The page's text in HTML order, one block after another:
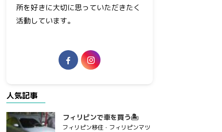
所を好きに大切に思っていただきたく
活動しています。
人気記事
フィリピンで車を買う🏝
フィリピン移住・フィリピンマツ